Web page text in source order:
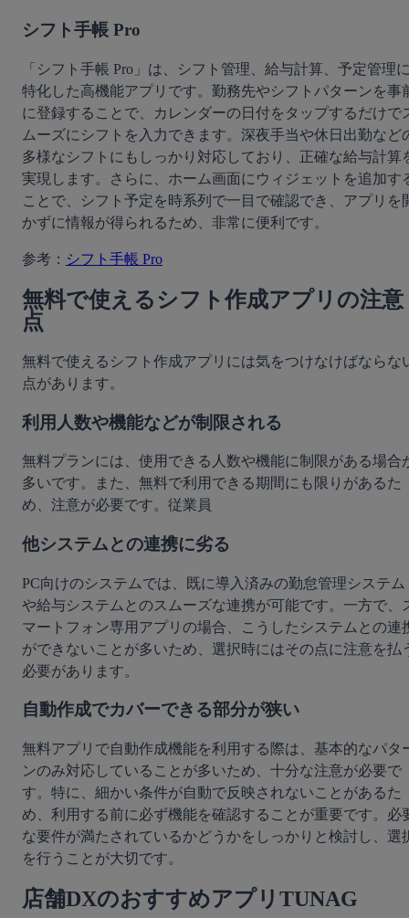
シフト手帳 Pro
「シフト手帳 Pro」は、シフト管理、給与計算、予定管理
特化した高機能アプリです。勤務先やシフトパターンを事
に登録することで、カレンダーの日付をタップするだけで
ムーズにシフトを入力できます。深夜手当や休日出勤など
多様なシフトにもしっかり対応しており、正確な給与計算
実現します。さらに、ホーム画面にウィジェットを追加す
ことで、シフト予定を時系列で一目で確認でき、アプリを
かずに情報が得られるため、非常に便利です。
参考： シフト手帳 Pro
無料で使えるシフト作成アプリの注意
点
無料で使えるシフト作成アプリには気をつけなけばならな
点があります。
利用人数や機能などが制限される
無料プランには、使用できる人数や機能に制限がある場合
多いです。また、無料で利用できる期間にも限りがあるた
め、注意が必要です。従業員
他システムとの連携に劣る
PC向けのシステムでは、既に導入済みの勤怠管理システム
や給与システムとのスムーズな連携が可能です。一方で、
マートフォン専用アプリの場合、こうしたシステムとの連
ができないことが多いため、選択時にはその点に注意を払
必要があります。
自動作成でカバーできる部分が狭い
無料アプリで自動作成機能を利用する際は、基本的なパタ
ンのみ対応していることが多いため、十分な注意が必要で
す。特に、細かい条件が自動で反映されないことがあるた
め、利用する前に必ず機能を確認することが重要です。必
な要件が満たされているかどうかをしっかりと検討し、選
を行うことが大切です。
店舗DXのおすすめアプリTUNAG